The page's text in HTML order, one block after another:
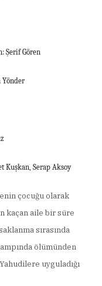
Şerif Gören
Yönder
Kuşkan, Serap Aksoy
çocuğu olarak
kaçan aile bir süre
sırasında
ölümünden
uyguladığı